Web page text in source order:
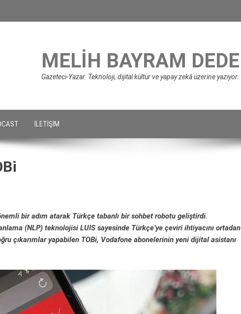
MELIH BAYRAM DEDE
Gazeteci-Yazar. Teknoloji, dijital kültür ve yapay zekâ üzerine yazıyor.
İLETIŞIM
bir adım atarak Türkçe tabanlı bir sohbet robotu geliştirdi.
(NLP) teknolojisi LUIS sayesinde Türkçe’ye çeviri ihtiyacını ortadan
çıkarımlar yapabilen TOBi, Vodafone abonelerinin yeni dijital asistanı